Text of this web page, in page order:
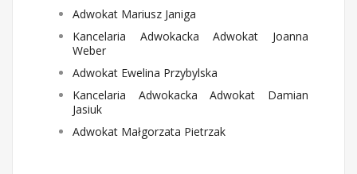
Adwokat Mariusz Janiga‎
Kancelaria Adwokacka Adwokat Joanna
Weber
Adwokat Ewelina Przybylska
Kancelaria Adwokacka Adwokat Damian
Jasiuk
Adwokat Małgorzata Pietrzak